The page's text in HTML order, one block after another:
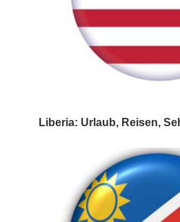
Liberia: Urlaub, Reisen,